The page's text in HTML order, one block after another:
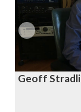
Geoff